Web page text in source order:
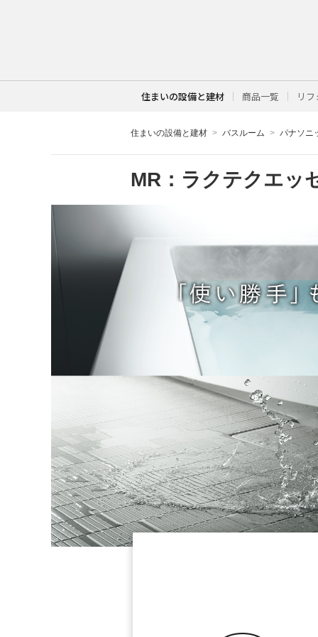
住まいの設備と建材 商品一覧 リ
住まいの設備と建材 バスルーム パナソニ
MR： ラクテクエッ